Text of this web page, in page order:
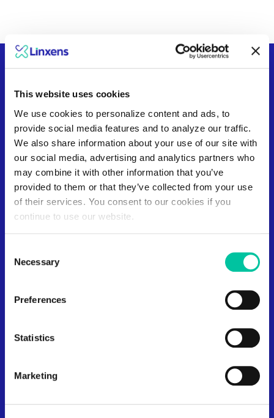
This website uses cookies
We use cookies to personalize content and ads, to
provide social media features and to analyze our traffic.
We also share information about your use of our site with
our social media, advertising and analytics partners who
may combine it with other information that you’ve
provided to them or that they’ve collected from your use
of their services. You consent to our cookies if you
continue to use our website.
Selection
Necessary
Preferences
Statistics
Marketing
Notre expertise en
contexte : applications
Microconnecteurs
microconnecteurs d'une fiabilité sans égal.
garantissent des performances et une fiabilité
supérieures pour la production en grand volume de